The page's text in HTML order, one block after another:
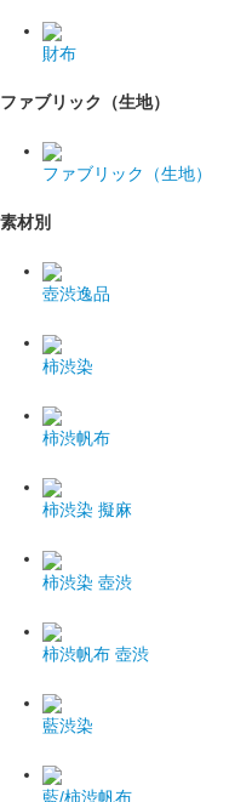
財布
ファブリック（生地）
ファブリック（生地）
素材別
壺渋逸品
柿渋染
柿渋帆布
柿渋染 擬麻
柿渋染 壺渋
柿渋帆布 壺渋
藍渋染
藍/柿渋帆布